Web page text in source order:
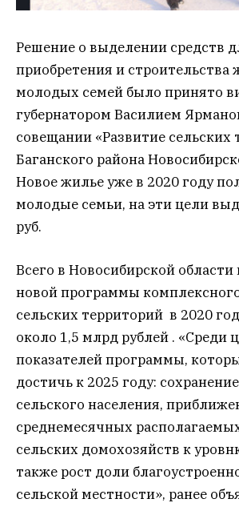
Решение о выделении средств
приобретения и строительства
молодых семей было принято
губернатором Василием
совещании «Развитие сельских
Баганского района
Новое жилье уже в 2020 году
молодые семьи, на эти цели
руб.
Всего в Новосибирской
новой программы
сельских территорий в 2020
около 1,5 млрд рублей . «Среди
показателей программы,
достичь к 2025 году:
сельского населения,
среднемесячных
сельских домохозяйств к
также рост доли
сельской местности», ранее